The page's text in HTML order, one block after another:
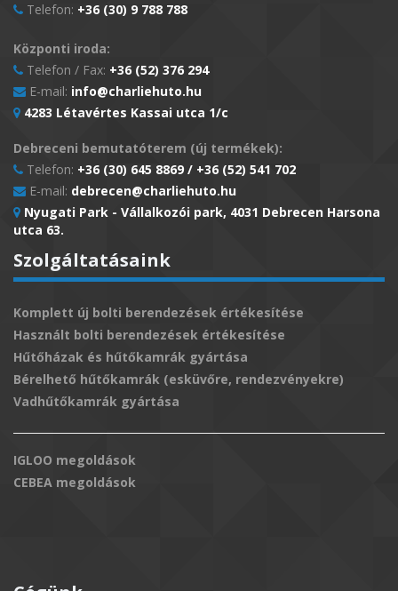
Telefon: +36 (30) 9 788 788
Központi iroda:
Telefon / Fax: +36 (52) 376 294
E-mail: info@charliehuto.hu
4283 Létavértes Kassai utca 1/c
Debreceni bemutatóterem (új termékek):
Telefon: +36 (30) 645 8869 / +36 (52) 541 702
E-mail: debrecen@charliehuto.hu
Nyugati Park - Vállalkozói park, 4031 Debrecen Harsona
utca 63.
Szolgáltatásaink
Komplett új bolti berendezések értékesítése
Használt bolti berendezések értékesítése
Hűtőházak és hűtőkamrák gyártása
Bérelhető hűtőkamrák (esküvőre, rendezvényekre)
Vadhűtőkamrák gyártása
IGLOO megoldások
CEBEA megoldások